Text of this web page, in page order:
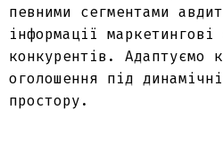
певними сегментами
інформації маркетингові
конкурентів. Адаптуємо
оголошення під
простору.